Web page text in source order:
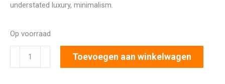
understated luxury, minimalism.
Op voorraad
aantal
Toevoegen aan winkelwagen